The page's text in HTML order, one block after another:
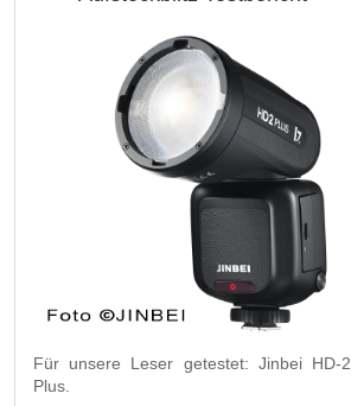
Für unsere Leser getestet: Jinbei HD-2
Plus.